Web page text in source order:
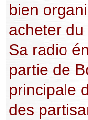
bien
acheter
Sa radio
partie de
principale
des